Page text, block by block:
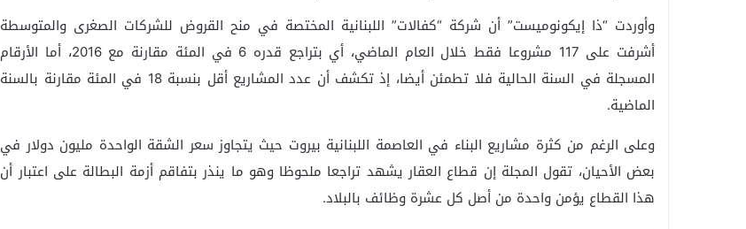
وأوردت “ذا إيكونوميست” أن شركة “كفالات” اللبنانية المختصة في منح القروض للشركات الصغرى والمتوسطة
أشرفت على 117 مشروعا فقط خلال العام الماضي، أي بتراجع قدره 6 في المئة مقارنة مع 2016، أما الأرقام
المسجلة في السنة الحالية فلا تطمئن أيضا، إذ تكشف أن عدد المشاريع أقل بنسبة 18 في المئة مقارنة بالسنة
الماضية.
وعلى الرغم من كثرة مشاريع البناء في العاصمة اللبنانية بيروت حيث يتجاوز سعر الشقة الواحدة مليون دولار في
بعض الأحيان، تقول المجلة إن قطاع العقار يشهد تراجعا ملحوظا وهو ما ينذر بتفاقم أزمة البطالة على اعتبار أن
هذا القطاع يؤمن واحدة من أصل كل عشرة وظائف بالبلاد.